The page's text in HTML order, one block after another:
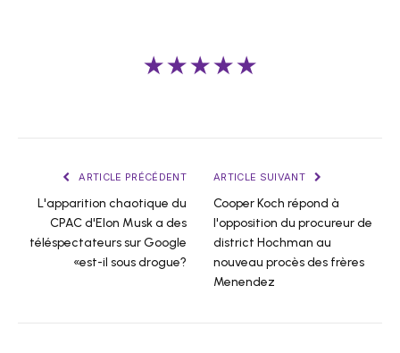
★★★★★
ARTICLE PRÉCÉDENT
L'apparition chaotique du
CPAC d'Elon Musk a des
téléspectateurs sur Google
«est-il sous drogue?
ARTICLE SUIVANT
Cooper Koch répond à
l'opposition du procureur de
district Hochman au
nouveau procès des frères
Menendez